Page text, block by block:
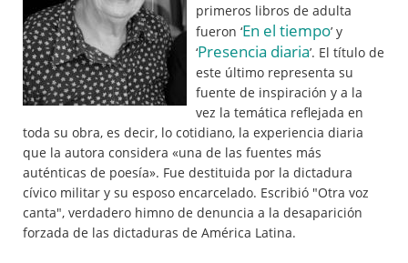
primeros libros de adulta
fueron ‘En el tiempo’ y
‘Presencia diaria’. El título de
este último representa su
fuente de inspiración y a la
vez la temática reflejada en
toda su obra, es decir, lo cotidiano, la experiencia diaria
que la autora considera «una de las fuentes más
auténticas de poesía». Fue destituida por la dictadura
cívico militar y su esposo encarcelado. Escribió "Otra voz
canta", verdadero himno de denuncia a la desaparición
forzada de las dictaduras de América Latina.